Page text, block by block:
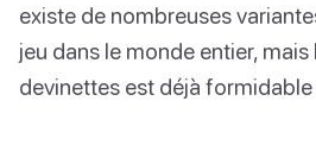
existe de nombreuses
jeu dans le monde entier,
devinettes est déjà formidable